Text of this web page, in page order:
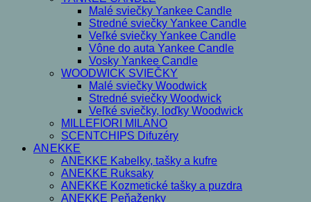
Malé sviečky Yankee Candle
Stredné sviečky Yankee Candle
Veľké sviečky Yankee Candle
Vône do auta Yankee Candle
Vosky Yankee Candle
WOODWICK SVIEČKY
Malé sviečky Woodwick
Stredné sviečky Woodwick
Veľké sviečky, loďky Woodwick
MILLEFIORI MILANO
SCENTCHIPS Difuzéry
ANEKKE
ANEKKE Kabelky, tašky a kufre
ANEKKE Ruksaky
ANEKKE Kozmetické tašky a puzdra
ANEKKE Peňaženky